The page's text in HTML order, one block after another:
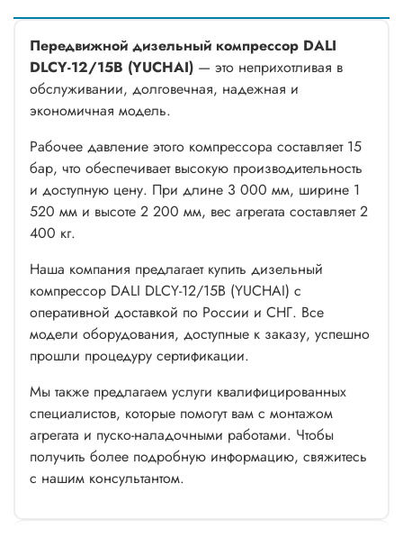
Передвижной дизельный компрессор DALI
DLCY-12/15B (YUCHAI) — это неприхотливая в
обслуживании, долговечная, надежная и
экономичная модель.
Рабочее давление этого компрессора составляет 15
бар, что обеспечивает высокую производительность
и доступную цену. При длине 3 000 мм, ширине 1
520 мм и высоте 2 200 мм, вес агрегата составляет 2
400 кг.
Наша компания предлагает купить дизельный
компрессор DALI DLCY-12/15B (YUCHAI) с
оперативной доставкой по России и СНГ. Все
модели оборудования, доступные к заказу, успешно
прошли процедуру сертификации.
Мы также предлагаем услуги квалифицированных
специалистов, которые помогут вам с монтажом
агрегата и пуско-наладочными работами. Чтобы
получить более подробную информацию, свяжитесь
с нашим консультантом.